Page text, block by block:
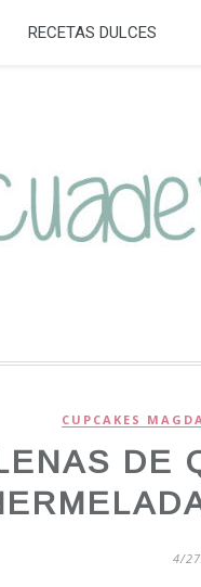
RECETAS DULCES
CUPCAKES
DE
4/